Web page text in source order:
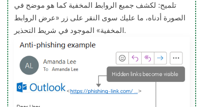
تلميح: لكشف جميع الروابط المخفية كما هو موضح في
الصورة أدناه، ما عليك سوى النقر على زر «عرض الروابط
المخفية» الموجود في شريط التحذير.